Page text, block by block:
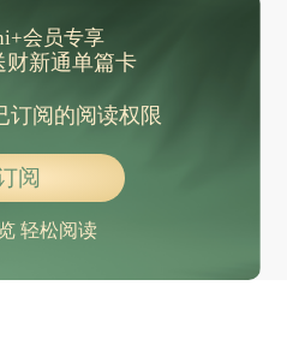
会员专享
财新通单篇卡
阅的阅读权限
阅
轻松阅读